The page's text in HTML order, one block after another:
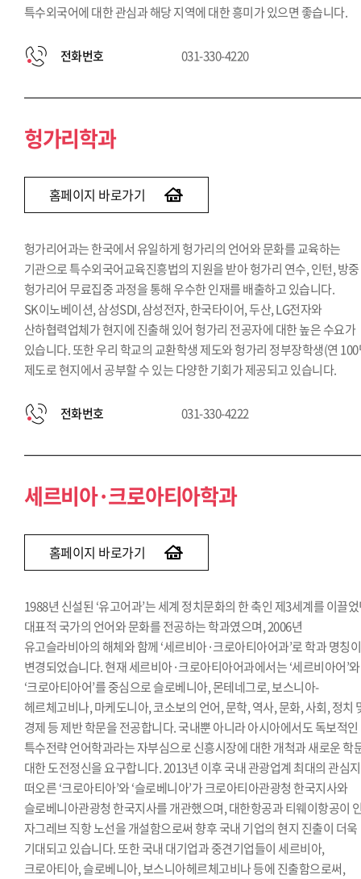
특수외국어에 대한 관심과 해당 지역에 대한 흥미가 있으면 좋습니다.
전화번호 031-330-4220
헝가리학과
홈페이지 바로가기
헝가리어과는 한국에서 유일하게 헝가리의 언어와 문화를 교육하는
기관으로 특수외국어교육진흥법의 지원을 받아 헝가리 연수, 인턴, 방중
헝가리어 무료집중 과정을 통해 우수한 인재를 배출하고 있습니다.
SK이노베이션, 삼성SDI, 삼성전자, 한국타이어, 두산, LG전자와
산하협력업체가 현지에 진출해 있어 헝가리 전공자에 대한 높은 수요가
있습니다. 또한 우리 학교의 교환학생 제도와 헝가리 정부장학생(연
제도로 현지에서 공부할 수 있는 다양한 기회가 제공되고 있습니다.
전화번호 031-330-4222
세르비아·크로아티아학과
홈페이지 바로가기
1988년 신설된 ‘유고어과’는 세계 정치문화의 한 축인 제3세계를 이끌
대표적 국가의 언어와 문화를 전공하는 학과였으며, 2006년
유고슬라비아의 해체와 함께 ‘세르비아·크로아티아어과’로 학과 명칭이
변경되었습니다. 현재 세르비아·크로아티아어과에서는 ‘세르비아어’와
‘크로아티아어’를 중심으로 슬로베니아, 몬테네그로, 보스니아-
헤르체고비나, 마케도니아, 코소보의 언어, 문학, 역사, 문화, 사회, 정치
경제 등 제반 학문을 전공합니다. 국내뿐 아니라 아시아에서도 독보적인
특수전략 언어학과라는 자부심으로 신흥시장에 대한 개척과 새로운 학
대한 도전정신을 요구합니다. 2013년 이후 국내 관광업계 최대의 관심
떠오른 ‘크로아티아’와 ‘슬로베니아’가 크로아티아관광청 한국지사와
슬로베니아관광청 한국지사를 개관했으며, 대한항공과 티웨이항공이
자그레브 직항 노선을 개설함으로써 향후 국내 기업의 현지 진출이 더욱
기대되고 있습니다. 또한 국내 대기업과 중견기업들이 세르비아,
크로아티아, 슬로베니아, 보스니아헤르체고비나 등에 진출함으로써,